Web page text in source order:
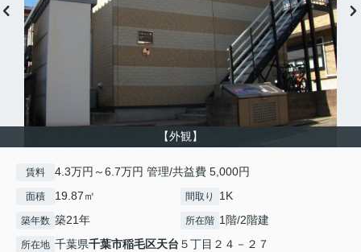
【外観】
賃料 4.3万円～6.7万円 管理/共益費 5,000円
面積 19.87㎡ 間取り 1K
築年数 築21年 所在階 1階/2階建
所在地 千葉県千葉市稲毛区天台 ５丁目２４－２７